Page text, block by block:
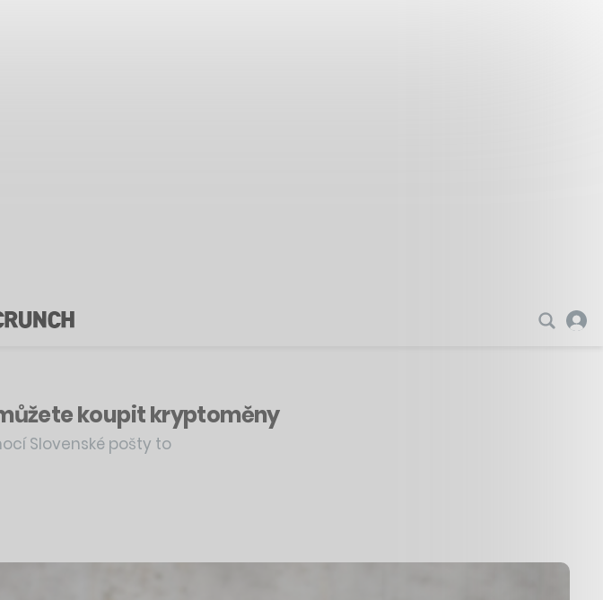
koupit kryptoměny
Slovenské pošty to